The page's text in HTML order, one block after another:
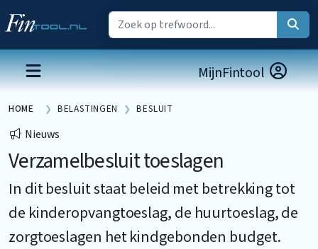
MijnFintool
HOME BELASTINGEN BESLUIT
Nieuws
Verzamelbesluit toeslagen
In dit besluit staat beleid met betrekking tot
de kinderopvangtoeslag, de huurtoeslag, de
zorgtoeslagen het kindgebonden budget.